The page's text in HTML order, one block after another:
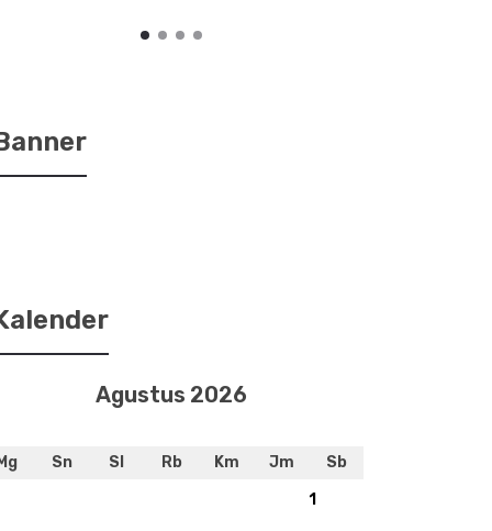
Agustus 2026
Mg Sn Sl Rb Km Jm
Sb
1